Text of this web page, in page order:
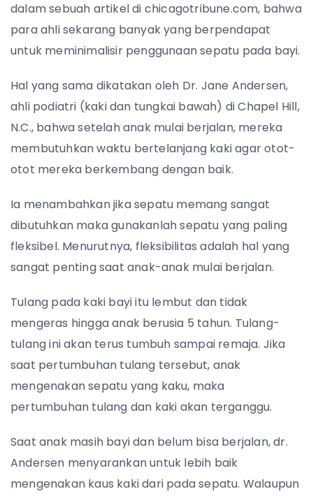
dalam sebuah artikel di chicagotribune.com, bahwa
para ahli sekarang banyak yang berpendapat
untuk meminimalisir penggunaan sepatu pada bayi.
Hal yang sama dikatakan oleh Dr. Jane Andersen,
ahli podiatri (kaki dan tungkai bawah) di Chapel Hill,
N.C., bahwa setelah anak mulai berjalan, mereka
membutuhkan waktu bertelanjang kaki agar otot-
otot mereka berkembang dengan baik.
Ia menambahkan jika sepatu memang sangat
dibutuhkan maka gunakanlah sepatu yang paling
fleksibel. Menurutnya, fleksibilitas adalah hal yang
sangat penting saat anak-anak mulai berjalan.
Tulang pada kaki bayi itu lembut dan tidak
mengeras hingga anak berusia 5 tahun. Tulang-
tulang ini akan terus tumbuh sampai remaja. Jika
saat pertumbuhan tulang tersebut, anak
mengenakan sepatu yang kaku, maka
pertumbuhan tulang dan kaki akan terganggu.
Saat anak masih bayi dan belum bisa berjalan, dr.
Andersen menyarankan untuk lebih baik
mengenakan kaus kaki dari pada sepatu. Walaupun